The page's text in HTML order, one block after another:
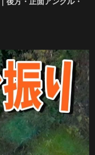
後方・正面アングル・